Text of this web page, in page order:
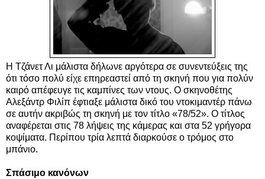
Η Τζάνετ Λι μάλιστα δήλωνε αργότερα σε συνεντεύξεις της
ότι τόσο πολύ είχε επηρεαστεί από τη σκηνή που για πολύν
καιρό απέφευγε τις καμπίνες των ντους. Ο σκηνοθέτης
Αλεξάντρ Φιλίπ έφτιαξε μάλιστα δικό του ντοκιμαντέρ πάνω
σε αυτήν ακριβώς τη σκηνή με τον τίτλο «78/52». Ο τίτλος
αναφέρεται στις 78 λήψεις της κάμερας και στα 52 γρήγορα
κοψίματα. Περίπου τρία λεπτά διαρκούσε ο τρόμος στο
μπάνιο.
Σπάσιμο κανόνων